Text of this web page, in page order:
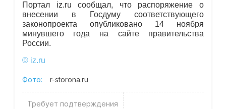
Портал iz.ru сообщал, что распоряжение о
внесении в Госдуму соответствующего
законопроекта опубликовано 14 ноября
минувшего года на сайте правительства
России.
© iz.ru
Фото: r-storona.ru
Требует подтверждения